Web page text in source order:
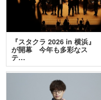
『スタクラ 2026 in 横浜』
が開幕 今年も多彩なス
テ…